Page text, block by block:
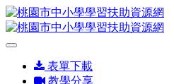
表單下載
教學分享